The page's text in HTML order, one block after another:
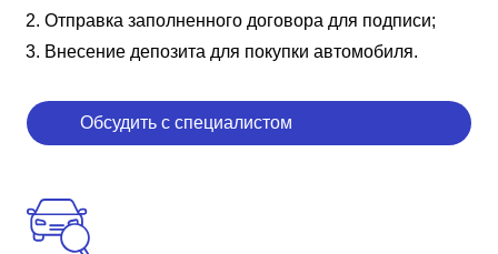
Отправка заполненного договора для подписи;
Внесение депозита для покупки автомобиля.
Обсудить с специалистом